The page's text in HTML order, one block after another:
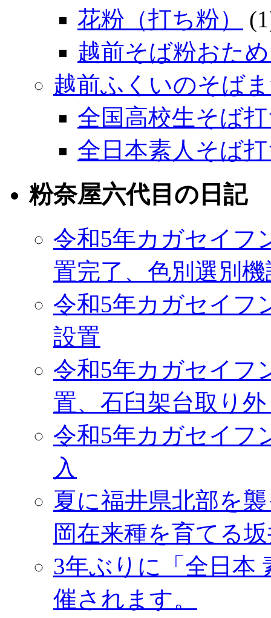
花粉（打ち粉）
越前そば粉おた
越前ふくいのそば
全国高校生そば
全日本素人そば
粉奈屋六代目の日記
令和5年カガセイフ
置完了、色別選別
令和5年カガセイフ
設置
令和5年カガセイフ
置、石臼架台取り
令和5年カガセイフ
入
夏に福井県北部を
岡在来種を育てる
3年ぶりに「全日本
催されます。